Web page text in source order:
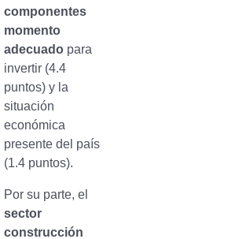
componentes
momento
adecuadopara
invertir (4.4
puntos) y la
situación
económica
presente del país
(1.4 puntos).
Por su parte, el
sector
construcción